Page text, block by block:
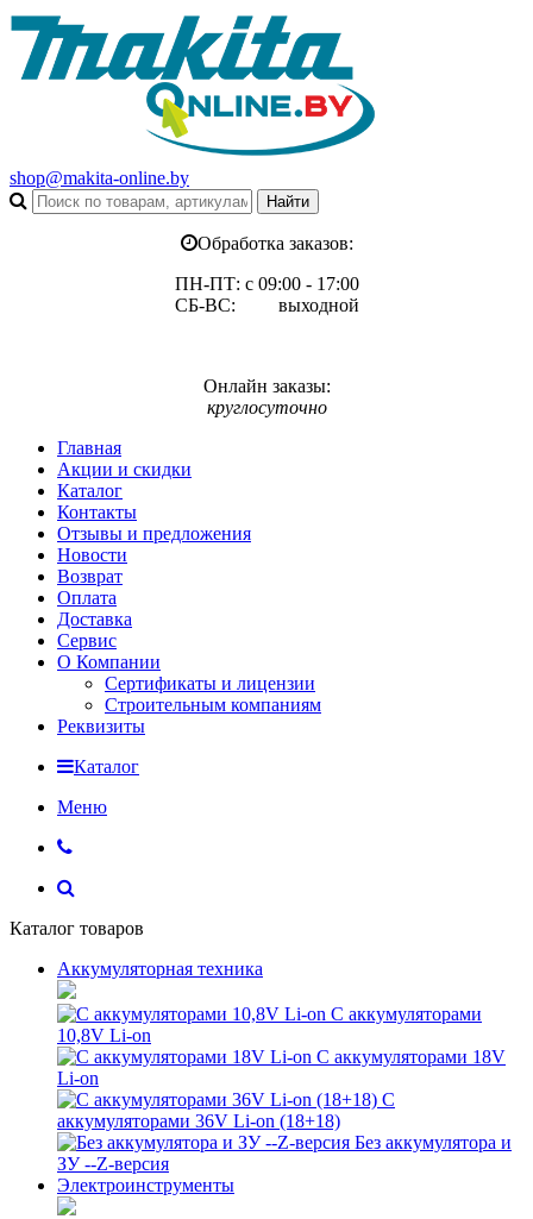
shop@makita-online.by
Обработка заказов:
ПН-ПТ: с 09:00 - 17:00
СБ-ВС: выходной
Онлайн заказы:
круглосуточно
Главная
Акции и скидки
Каталог
Контакты
Отзывы и предложения
Новости
Возврат
Оплата
Доставка
Сервис
О Компании
Сертификаты и лицензии
Строительным компаниям
Реквизиты
Каталог
Меню
Каталог товаров
Аккумуляторная техника
С аккумуляторами
10,8V Li-on
С аккумуляторами 18V
Li-on
С
аккумуляторами 36V Li-on (18+18)
Без аккумулятора и
ЗУ --Z-версия
Электроинструменты